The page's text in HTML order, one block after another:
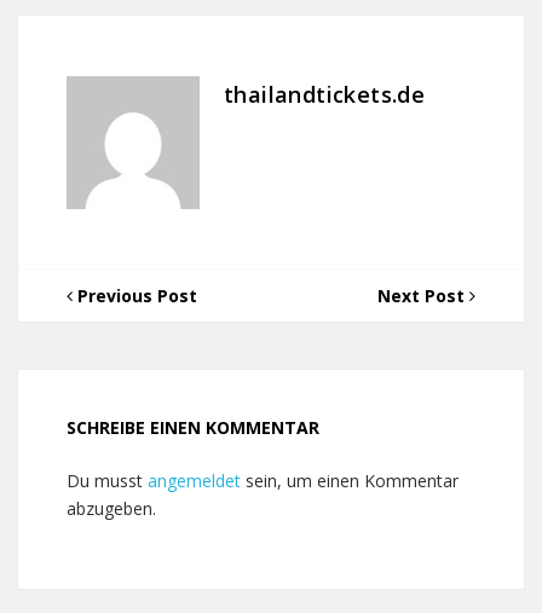
thailandtickets.de
Previous Post Next Post
SCHREIBE EINEN KOMMENTAR
Du musst angemeldet sein, um einen Kommentar
abzugeben.